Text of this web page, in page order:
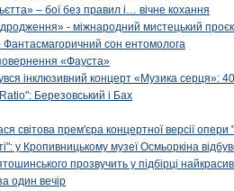
– бої без правил і… вічне кохання
- міжнародний мистецький
сон ентомолога
«Фауста»
інклюзивний концерт «Музика серця»:
Березовський і Бах
світова прем'єра концертної версії
у Кропивницькому музеї Осмьоркіна
прозвучить у підбірці
один вечір